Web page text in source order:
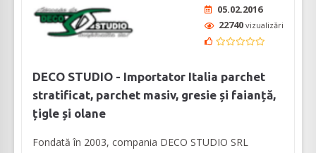
05.02.2016
22740 vizualizări
DECO STUDIO - Importator Italia parchet
stratificat, parchet masiv, gresie și faianță,
țigle și olane
Fondată în 2003, compania DECO STUDIO SRL